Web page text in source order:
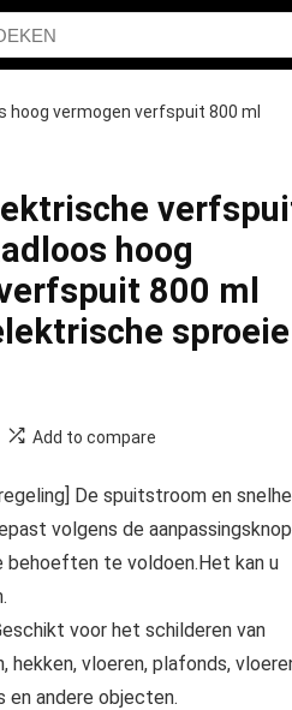
vermogen verfspuit 800 ml
hoog
800 ml
Add to compare
De spuitstroom en
volgens de aanpassingsknop
behoeften te voldoen.Het kan u
voor het schilderen van
hekken, vloeren, plafonds,
en andere objecten.